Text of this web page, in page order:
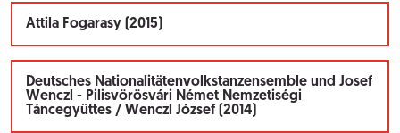
Attila Fogarasy (2015)
Deutsches Nationalitätenvolkstanzensemble und Josef
Wenczl - Pilisvörösvári Német Nemzetiségi
Táncegyüttes / Wenczl József (2014)